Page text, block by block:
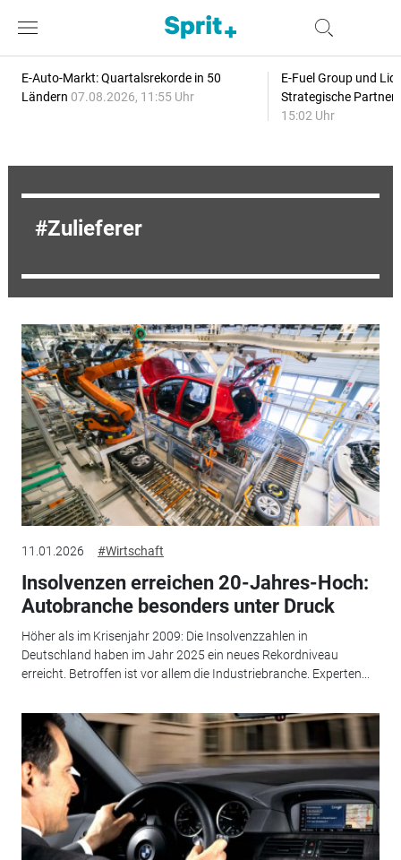
E-Auto-Markt: Quartalsrekorde in 50
Ländern 07.08.2026, 11:55 Uhr
E-Fuel Group und
Strategische
15:02 Uhr
Zulieferer
11.01.2026 #Wirtschaft
Insolvenzen erreichen 20-Jahres-Hoch:
Autobranche besonders unter Druck
Höher als im Krisenjahr 2009: Die Insolvenzzahlen in
Deutschland haben im Jahr 2025 ein neues Rekordniveau
erreicht. Betroffen ist vor allem die Industriebranche. Experten...